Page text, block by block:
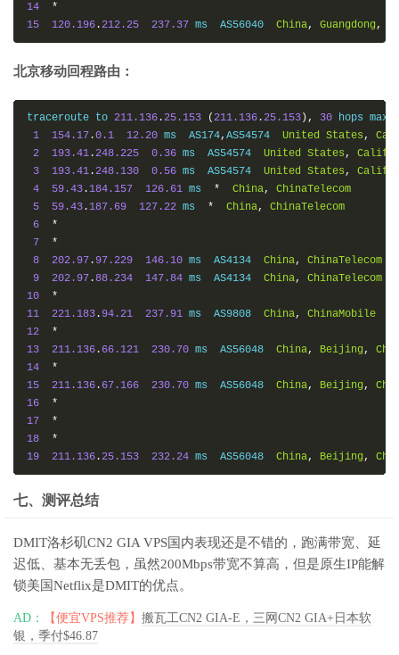
14
*
15
120.196 .212.25 237.37 ms  AS56040 China, Guangdong,
北京移动回程路由：
traceroute to 211.136 .25.153 (211.136 .25.153 ), 30 hops max
1
154.17 .0.1 12.20 ms  AS174, AS54574 United States ,
2
193.41 .248.225 0.36 ms  AS54574 United States ,
3
193.41 .248.130 0.56 ms  AS54574 United States ,
4
59.43 . 184.157 126.61 ms * China,
ChinaTelecom
5
59.43 . 187.69 127.22 ms * China,
ChinaTelecom
6
*
7
*
8
202.97 .97.229 146.10 ms  AS4134 China,
ChinaTelecom
9
202.97 .88.234 147.84 ms  AS4134 China,
ChinaTelecom
10
*
11
221.183 .94.21 237.91 ms  AS9808 China,
ChinaMobile
12
*
13
211.136 . 66.121 230.70 ms  AS56048 China, Beijing,
14
*
15
211.136 . 67.166 230.70 ms  AS56048 China, Beijing,
16
*
17
*
18
*
19
211.136 .25.153 232.24 ms  AS56048 China, Beijing,
七、测评总结
DMIT洛杉矶CN2 GIA VPS国内表现还是不错的，跑满带宽、延
迟低、基本无丢包，虽然200Mbps带宽不算高，但是原生IP能解
锁美国Netflix是DMIT的优点。
AD： 【便宜VPS推荐】 搬瓦工CN2 GIA-E，三网CN2 GIA+日本软
银，季付$46.87